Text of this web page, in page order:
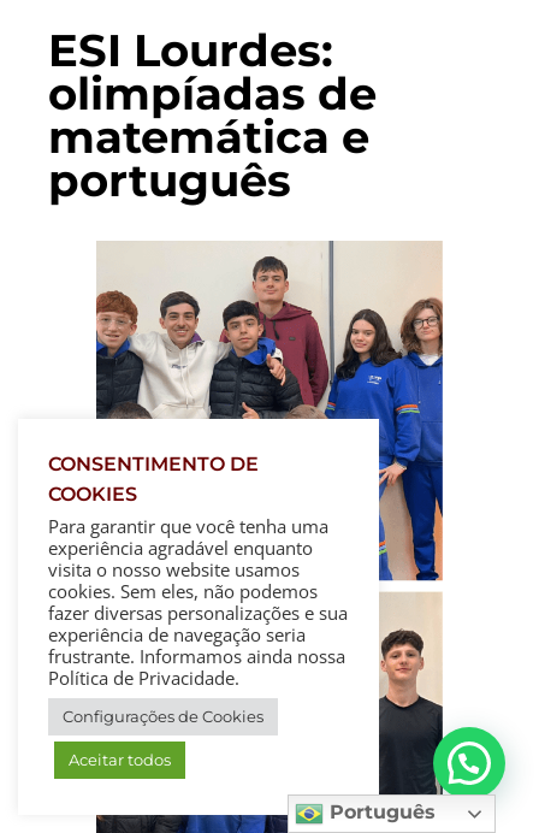
ESI Lourdes:
olimpíadas de
matemática e
português
CONSENTIMENTO DE
COOKIES
Para garantir que você tenha uma
experiência agradável enquanto
visita o nosso website usamos
cookies. Sem eles, não podemos
fazer diversas personalizações e sua
experiência de navegação seria
frustrante. Informamos ainda nossa
Política de Privacidade.
Configurações de Cookies
Aceitar todos
Português